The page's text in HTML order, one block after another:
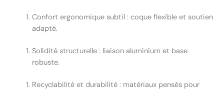
Confort ergonomique subtil : coque flexible et soutien
adapté.
Solidité structurelle : liaison aluminium et base
robuste.
Recyclabilité et durabilité : matériaux pensés pour